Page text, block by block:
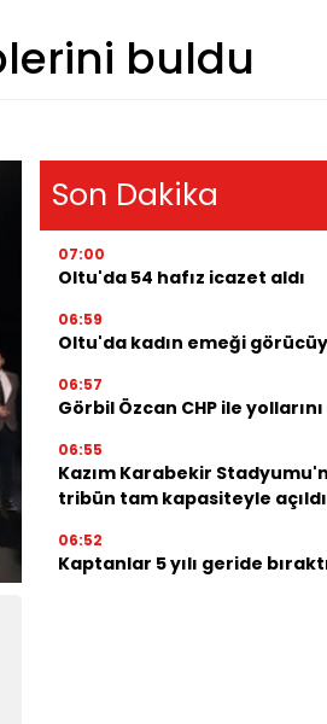
buldu
Son Dakika
07:00
Oltu'da 54 hafız icazet aldı
06:59
Oltu'da kadın emeği
06:57
Görbil Özcan CHP ile yollarını
06:55
Kazım Karabekir
tribün tam kapasiteyle açıldı
06:52
Kaptanlar 5 yılı geride